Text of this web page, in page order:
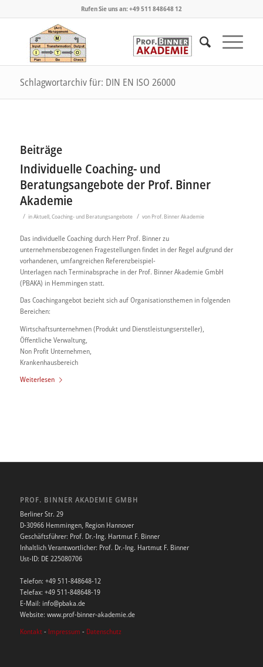
Rufen Sie uns an: +49 511 848648 12
Schlagwortarchiv für: DIN EN ISO 26000
Beiträge
Individuelle Coaching- und
Beratungsangebote der Prof. Binner
Akademie
/ inAktuell,Coaching- und Beratungsangebote / von Prof. Binner Akademie
Das individuelle Coaching durch Herr Prof. Binner zu
unternehmensbezogenen Fragestellungen findet in der Regel aufgrund der
vorhandenen, umfangreichen Referenzbeispiel-
Unterlagen nach Terminabsprache in der Prof. Binner Akademie GmbH
(PBAKA) in Hemmingen statt.
Das Coachingangebot bezieht sich auf Organisationsthemen in folgenden
Bereichen:
Wirtschaftsunternehmen (Produkt und Dienstleistungsersteller),
Öffentliche Verwaltung,
Non Profit Unternehmen,
Krankenhausbereich
Weiterlesen
PROF. BINNER AKADEMIE GMBH
Berliner Str. 29
D-30966 Hemmingen, Region Hannover
Geschäftsführer: Prof. Dr.-Ing. Hartmut F. Binner
Inhaltlich Verantwortlicher: Prof. Dr.-Ing. Hartmut F. Binner
Ust-ID: DE 225080706
Telefon: +49 511-848648-12
Telefax: +49 511-848648-19
E-Mail: info@pbaka.de
Website: www.prof-binner-akademie.de
Kontakt - Impressum - Datenschutz